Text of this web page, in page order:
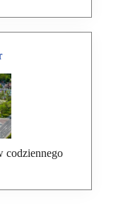
codziennego